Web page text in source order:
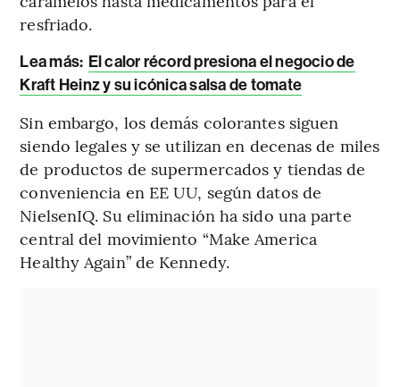
resfriado.
Lea más: El calor récord presiona el negocio de
Kraft Heinz y su icónica salsa de tomate
Sin embargo, los demás colorantes siguen
siendo legales y se utilizan en decenas de miles
de productos de supermercados y tiendas de
conveniencia en EE UU, según datos de
NielsenIQ. Su eliminación ha sido una parte
central del movimiento “Make America
Healthy Again” de Kennedy.